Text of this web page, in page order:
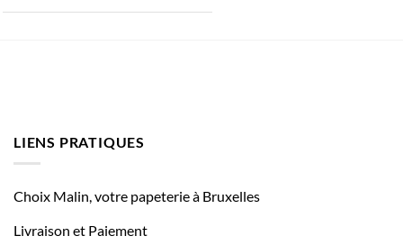
LIENS PRATIQUES
Choix Malin, votre papeterie à Bruxelles
Livraison et Paiement